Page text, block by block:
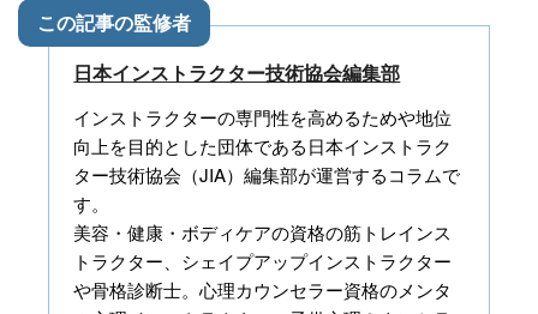
日本インストラクター技術協会編集部
インストラクターの専門性を高めるためや地位
向上を目的とした団体である日本インストラク
ター技術協会（JIA）編集部が運営するコラムで
す。
美容・健康・ボディケアの資格の筋トレインス
トラクター、シェイプアップインストラクター
や骨格診断士。心理カウンセラー資格のメンタ